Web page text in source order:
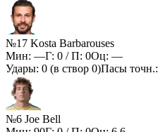
№17 Kosta Barbarouses
Мин: —Г: 0 / П: 0Оц: —
Удары: 0 (в створ 0)Пасы точн.:
№6 Joe Bell